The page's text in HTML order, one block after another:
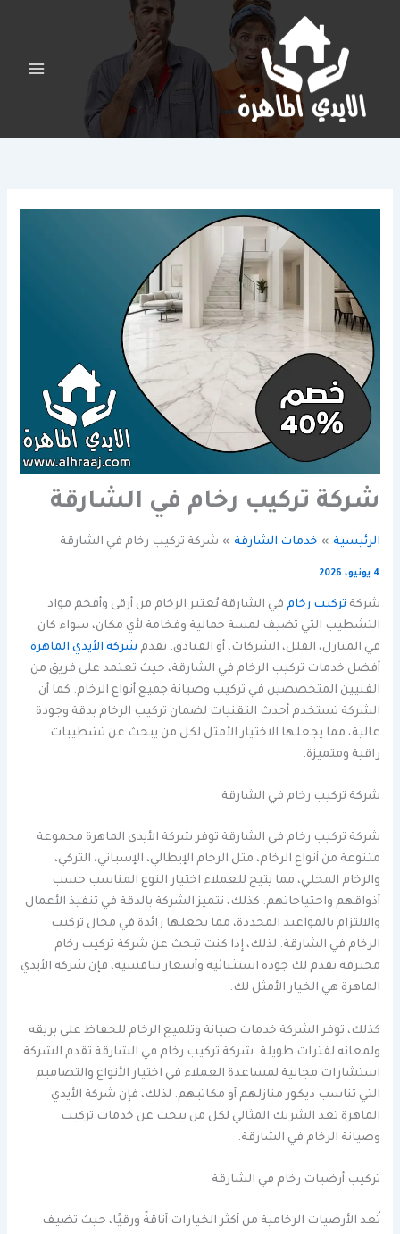
شركة تركيب رخام في الشارقة
الرئيسية خدمات الشارقة شركة تركيب رخام في الشارقة
4 يونيو، 2026
شركة تركيب رخام في الشارقة يُعتبر الرخام من أرقى وأفخم مواد
التشطيب التي تضيف لمسة جمالية وفخامة لأي مكان، سواء كان
في المنازل، الفلل، الشركات، أو الفنادق. تقدم شركة الأيدي الماهرة
أفضل خدمات تركيب الرخام في الشارقة، حيث تعتمد على فريق من
الفنيين المتخصصين في تركيب وصيانة جميع أنواع الرخام. كما أن
الشركة تستخدم أحدث التقنيات لضمان تركيب الرخام بدقة وجودة
عالية، مما يجعلها الاختيار الأمثل لكل من يبحث عن تشطيبات
راقية ومتميزة.
شركة تركيب رخام في الشارقة
شركة تركيب رخام في الشارقة توفر شركة الأيدي الماهرة مجموعة
متنوعة من أنواع الرخام، مثل الرخام الإيطالي، الإسباني، التركي،
والرخام المحلي، مما يتيح للعملاء اختيار النوع المناسب حسب
أذواقهم واحتياجاتهم. كذلك، تتميز الشركة بالدقة في تنفيذ الأعمال
والالتزام بالمواعيد المحددة، مما يجعلها رائدة في مجال تركيب
الرخام في الشارقة. لذلك، إذا كنت تبحث عن شركة تركيب رخام
محترفة تقدم لك جودة استثنائية وأسعار تنافسية، فإن شركة الأيدي
الماهرة هي الخيار الأمثل لك.
كذلك، توفر الشركة خدمات صيانة وتلميع الرخام للحفاظ على بريقه
ولمعانه لفترات طويلة. شركة تركيب رخام في الشارقة تقدم الشركة
استشارات مجانية لمساعدة العملاء في اختيار الأنواع والتصاميم
التي تناسب ديكور منازلهم أو مكاتبهم. لذلك، فإن شركة الأيدي
الماهرة تعد الشريك المثالي لكل من يبحث عن خدمات تركيب
وصيانة الرخام في الشارقة.
تركيب أرضيات رخام في الشارقة
تُعد الأرضيات الرخامية من أكثر الخيارات أناقةً ورقيًا، حيث تضيف